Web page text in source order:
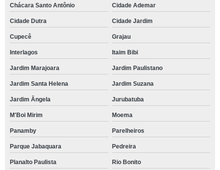
Chácara Santo Antônio Cidade Ademar
Cidade Dutra Cidade Jardim
Cupecê Grajau
Interlagos Itaim Bibi
Jardim Marajoara Jardim Paulistano
Jardim Santa Helena Jardim Suzana
Jardim Ângela Jurubatuba
M'Boi Mirim Moema
Panamby Parelheiros
Parque Jabaquara Pedreira
Planalto Paulista Rio Bonito